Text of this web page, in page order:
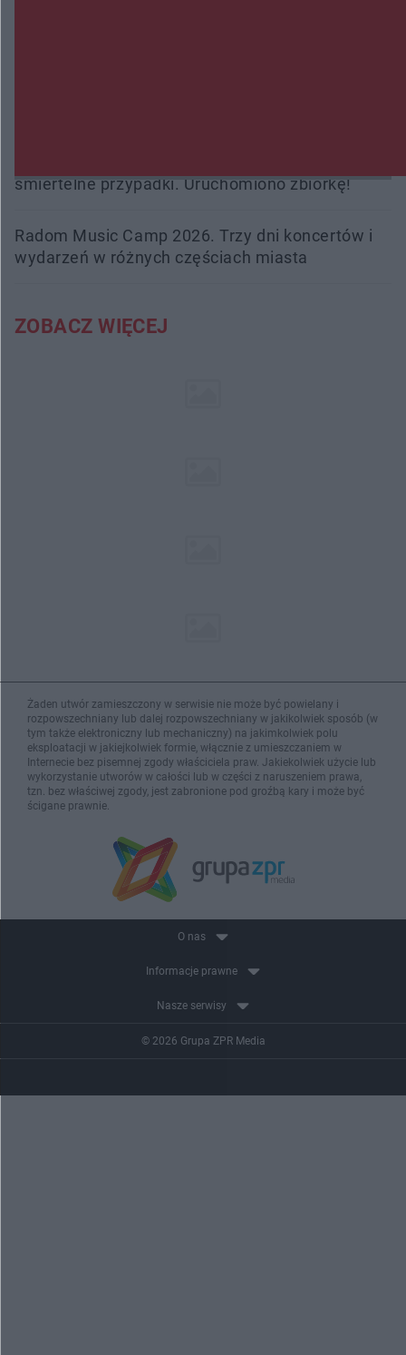
śmiertelne przypadki. Uruchomiono zbiórkę!
Radom Music Camp 2026. Trzy dni koncertów i
wydarzeń w różnych częściach miasta
ZOBACZ WIĘCEJ
Żaden utwór zamieszczony w serwisie nie może być powielany i
rozpowszechniany lub dalej rozpowszechniany w jakikolwiek sposób (w
tym także elektroniczny lub mechaniczny) na jakimkolwiek polu
eksploatacji w jakiejkolwiek formie, włącznie z umieszczaniem w
Internecie bez pisemnej zgody właściciela praw. Jakiekolwiek użycie lub
wykorzystanie utworów w całości lub w części z naruszeniem prawa,
tzn. bez właściwej zgody, jest zabronione pod groźbą kary i może być
ścigane prawnie.
O nas
Informacje prawne
Nasze serwisy
© 2026 Grupa ZPR Media